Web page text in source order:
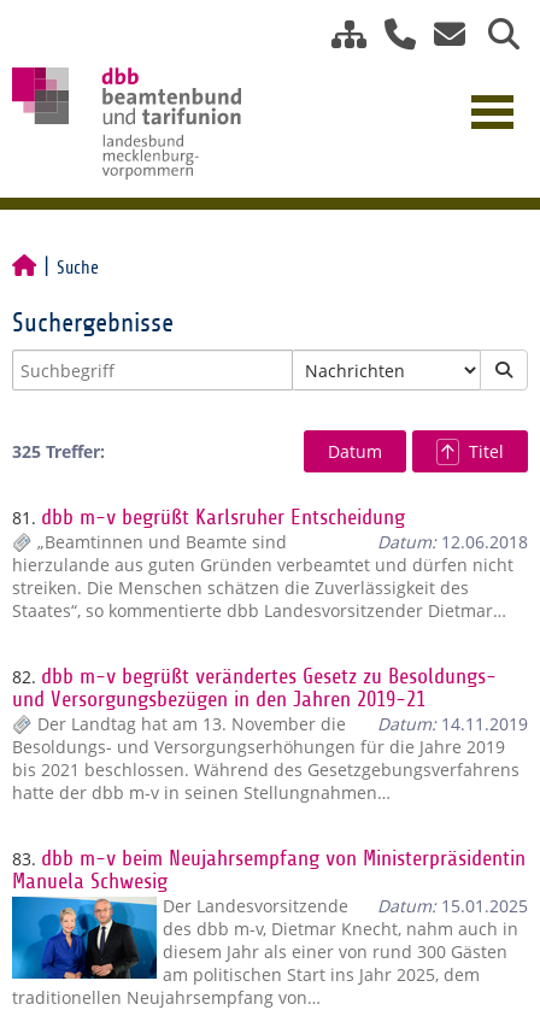
Suche
Suchergebnisse
325 Treffer: Datum Titel
81. dbb m-v begrüßt Karlsruher Entscheidung
Datum:12.06.2018
„Beamtinnen und Beamte sind
hierzulande aus guten Gründen verbeamtet und dürfen nicht
streiken. Die Menschen schätzen die Zuverlässigkeit des
Staates“, so kommentierte dbb Landesvorsitzender Dietmar…
82. dbb m-v begrüßt verändertes Gesetz zu Besoldungs-
und Versorgungsbezügen in den Jahren 2019-21
Datum:14.11.2019
Der Landtag hat am 13. November die
Besoldungs- und Versorgungserhöhungen für die Jahre 2019
bis 2021 beschlossen. Während des Gesetzgebungsverfahrens
hatte der dbb m-v in seinen Stellungnahmen…
83. dbb m-v beim Neujahrsempfang von Ministerpräsidentin
Manuela Schwesig
Datum:15.01.2025
Der Landesvorsitzende
des dbb m-v, Dietmar Knecht, nahm auch in
diesem Jahr als einer von rund 300 Gästen
am politischen Start ins Jahr 2025, dem
traditionellen Neujahrsempfang von…